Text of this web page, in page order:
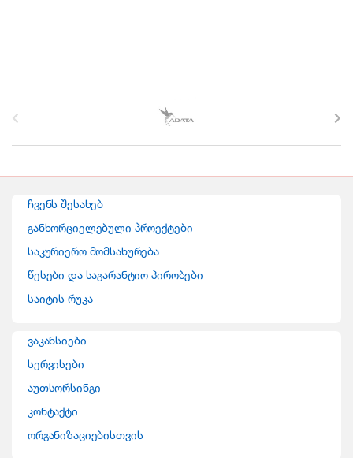
ჩვენს შესახებ
განხორციელებული პროექტები
საკურიერო მომსახურება
წესები და საგარანტიო პირობები
საიტის რუკა
ვაკანსიები
სერვისები
აუთსორსინგი
კონტაქტი
ორგანიზაციებისთვის